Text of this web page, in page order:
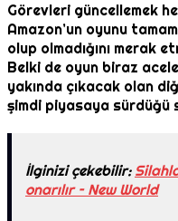
Görevleri güncellemek
Amazon’un oyunu
olup olmadığını merak
Belki de oyun biraz
yakında çıkacak olan
şimdi piyasaya sürdüğü
İlginizi çekebilir:
onarılır – New World